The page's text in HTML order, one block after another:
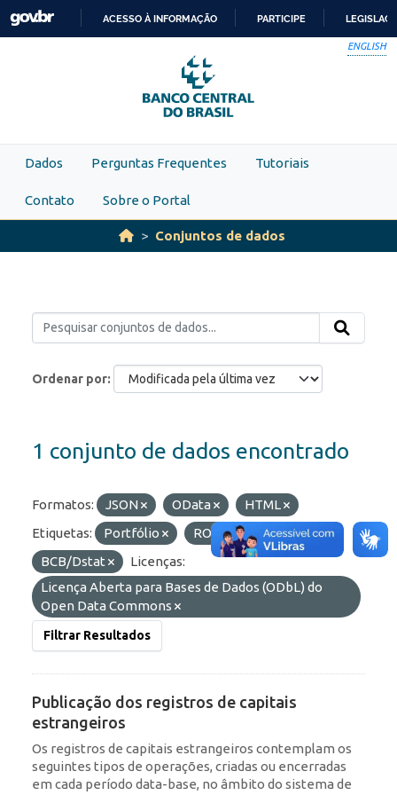
Skip to main content
PARA
O
CONTEÚDO
ACESSO À INFORMAÇÃO PARTICIPE
ENGLISH
Dados Perguntas Frequentes Tutoriais
Contato Sobre o Portal
Conjuntos de dados
Ordenar por
1 conjunto de dados encontrado
Formatos: JSON OData
HTML
Etiquetas:
Portfólio ROF
Organizações:
BCB/Dstat
Licenças:
Licença Aberta para Bases de Dados (ODbL) do
Open Data Commons
Filtrar Resultados
Publicação dos registros de capitais
estrangeiros
Os registros de capitais estrangeiros contemplam os
seguintes tipos de operações, criadas ou encerradas
em cada período data-base, no âmbito do sistema de